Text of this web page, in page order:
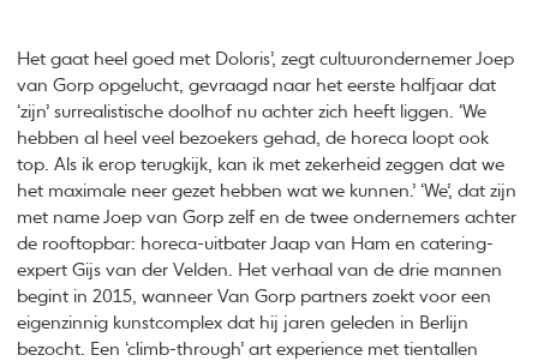
Het gaat heel goed met Doloris’, zegt cultuurondernemer Joep
van Gorp opgelucht, gevraagd naar het eerste halfjaar dat
‘zijn’ surrealistische doolhof nu achter zich heeft liggen. ‘We
hebben al heel veel bezoekers gehad, de horeca loopt ook
top. Als ik erop terugkijk, kan ik met zekerheid zeggen dat we
het maximale neer gezet hebben wat we kunnen.’ ‘We’, dat zijn
met name Joep van Gorp zelf en de twee ondernemers achter
de rooftopbar: horeca-uitbater Jaap van Ham en catering-
expert Gijs van der Velden. Het verhaal van de drie mannen
begint in 2015, wanneer Van Gorp partners zoekt voor een
eigenzinnig kunstcomplex dat hij jaren geleden in Berlijn
bezocht. Een ‘climb-through’ art experience met tientallen